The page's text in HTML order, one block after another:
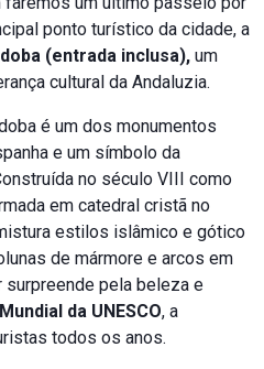
ponto turístico da cidade, a
(entrada inclusa), um
cultural da Andaluzia.
é um dos monumentos
e um símbolo da
no século VIII como
em catedral cristã no
estilos islâmico e gótico
de mármore e arcos em
surpreende pela beleza e
da UNESCO, a
todos os anos.